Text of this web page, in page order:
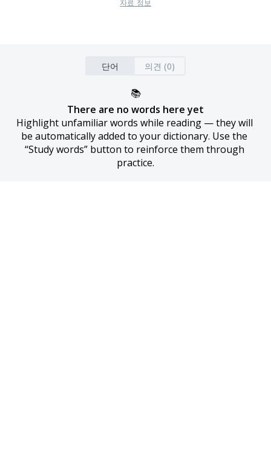
자료 정보
단어 의견 (0)
📚
There are no words here yet
Highlight unfamiliar words while reading — they will
be automatically added to your dictionary. Use the
“Study words” button to reinforce them through
practice.